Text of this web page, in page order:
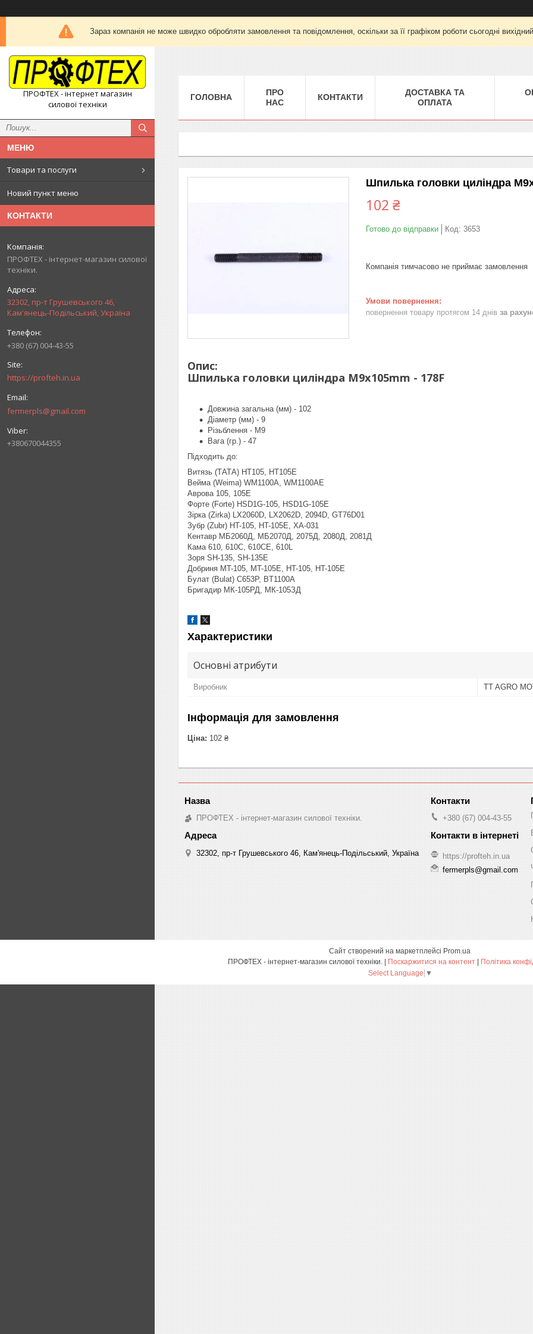
Зараз компанія не може швидко обробляти замовлення та повідомлення, оскільки за її графіком роботи сьогодні
ПРОФТЕХ - інтернет магазин
силової техніки
Товари та послуги
Новий пункт меню
КОНТАКТИ
ПРОФТЕХ - інтернет-магазин силової
техніки.
32302, пр-т Грушевського 46,
Кам'янець-Подільський, Україна
+380 (67) 004-43-55
https://profteh.in.ua
fermerpls@gmail.com
+380670044355
ГОЛОВНА
ПРО
НАС
КОНТАКТИ
ДОСТАВКА ТА
ОПЛАТА
Шпилька головки циліндра
102 ₴
Готово до відправки Код: 3653
Компанія тимчасово не приймає замовлення
повернення товару протягом 14 днів за
Опис:
Шпилька головки циліндра М9x105mm - 178F
Довжина загальна (мм) - 102
Діаметр (мм) - 9
Різьблення - М9
Вага (гр.) - 47
Підходить до:
Витязь (ТАТА) HT105, HT105E
Вейма (Weima) WM1100А, WM1100АE
Аврова 105, 105E
Форте (Forte) HSD1G-105, HSD1G-105E
Зірка (Zirka) LX2060D, LX2062D, 2094D, GT76D01
Зубр (Zubr) HT-105, HT-105E, XA-031
Кентавр МБ2060Д, МБ2070Д, 2075Д, 2080Д, 2081Д
Кама 610, 610С, 610CE, 610L
Зоря SH-135, SH-135E
Добриня MT-105, MT-105E, HT-105, HT-105E
Булат (Bulat) C653P, BT1100A
Бригадир МК-105РД, МК-105ЗД
Характеристики
Основні атрибути
Виробник TT AGRO
Інформація для замовлення
Ціна: 102 ₴
ПРОФТЕХ - інтернет-магазин силової техніки.
32302, пр-т Грушевського 46, Кам'янець-Подільський, Україна
+380 (67) 004-43-55
https://profteh.in.ua
fermerpls@gmail.com
Сайт створений на маркетплейсі Prom.ua
Поскаржитися на контент
Політика
Select Language ▼